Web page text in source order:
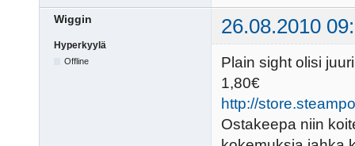
Wiggin 26.08.2010
Hyperkyylä
Offline
Plain sight olisi
1,80€
http://
Ostakeepa niin